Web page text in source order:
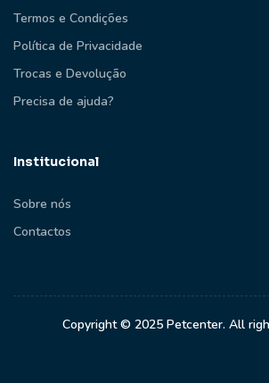
Termos e Condições
Política de Privacidade
Trocas e Devolução
Precisa de ajuda?
Institucional
Sobre nós
Contactos
Copyright © 2025 Petcenter. All